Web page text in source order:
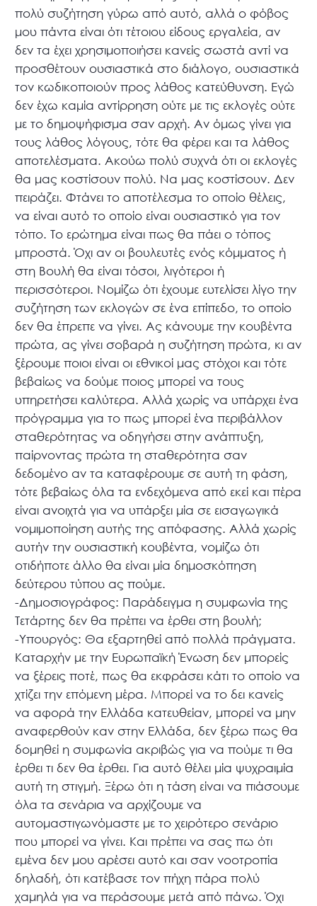
πολύ συζήτηση γύρω από αυτό, αλλά ο φόβος
μου πάντα είναι ότι τέτοιου είδους εργαλεία, αν
δεν τα έχει χρησιμοποιήσει κανείς σωστά αντί να
προσθέτουν ουσιαστικά στο διάλογο, ουσιαστικά
τον κωδικοποιούν προς λάθος κατεύθυνση. Εγώ
δεν έχω καμία αντίρρηση ούτε με τις εκλογές ούτε
με το δημοψήφισμα σαν αρχή. Αν όμως γίνει για
τους λάθος λόγους, τότε θα φέρει και τα λάθος
αποτελέσματα. Ακούω πολύ συχνά ότι οι εκλογές
θα μας κοστίσουν πολύ. Να μας κοστίσουν. Δεν
πειράζει. Φτάνει το αποτέλεσμα το οποίο θέλεις,
να είναι αυτό το οποίο είναι ουσιαστικό για τον
τόπο. Το ερώτημα είναι πως θα πάει ο τόπος
μπροστά. Όχι αν οι βουλευτές ενός κόμματος ή
στη Βουλή θα είναι τόσοι, λιγότεροι ή
περισσότεροι. Νομίζω ότι έχουμε ευτελίσει λίγο την
συζήτηση των εκλογών σε ένα επίπεδο, το οποίο
δεν θα έπρεπε να γίνει. Ας κάνουμε την κουβέντα
πρώτα, ας γίνει σοβαρά η συζήτηση πρώτα, κι αν
ξέρουμε ποιοι είναι οι εθνικοί μας στόχοι και τότε
βεβαίως να δούμε ποιος μπορεί να τους
υπηρετήσει καλύτερα. Αλλά χωρίς να υπάρχει ένα
πρόγραμμα για το πως μπορεί ένα περιβάλλον
σταθερότητας να οδηγήσει στην ανάπτυξη,
παίρνοντας πρώτα τη σταθερότητα σαν
δεδομένο αν τα καταφέρουμε σε αυτή τη φάση,
τότε βεβαίως όλα τα ενδεχόμενα από εκεί και πέρα
είναι ανοιχτά για να υπάρξει μία σε εισαγωγικά
νομιμοποίηση αυτής της απόφασης. Αλλά χωρίς
αυτήν την ουσιαστική κουβέντα, νομίζω ότι
οτιδήποτε άλλο θα είναι μία δημοσκόπηση
δεύτερου τύπου ας πούμε.
-Δημοσιογράφος: Παράδειγμα η συμφωνία της
Τετάρτης δεν θα πρέπει να έρθει στη βουλή;
-Υπουργός: Θα εξαρτηθεί από πολλά πράγματα.
Καταρχήν με την Ευρωπαϊκή Ένωση δεν μπορείς
να ξέρεις ποτέ, πως θα εκφράσει κάτι το οποίο να
χτίζει την επόμενη μέρα. Μπορεί να το δει κανείς
να αφορά την Ελλάδα κατευθείαν, μπορεί να μην
αναφερθούν καν στην Ελλάδα, δεν ξέρω πως θα
δομηθεί η συμφωνία ακριβώς για να πούμε τι θα
έρθει τι δεν θα έρθει. Για αυτό θέλει μία ψυχραιμία
αυτή τη στιγμή. Ξέρω ότι η τάση είναι να πιάσουμε
όλα τα σενάρια να αρχίζουμε να
αυτομαστιγωνόμαστε με το χειρότερο σενάριο
που μπορεί να γίνει. Και πρέπει να σας πω ότι
εμένα δεν μου αρέσει αυτό και σαν νοοτροπία
δηλαδή, ότι κατέβασε τον πήχη πάρα πολύ
χαμηλά για να περάσουμε μετά από πάνω. Όχι